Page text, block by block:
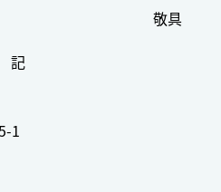
敬具
記
1